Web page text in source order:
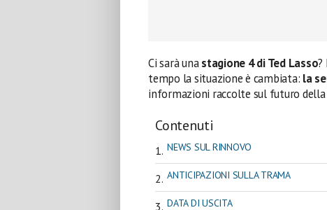
Ci sarà unastagione 4 di Ted Lasso?
tempo la situazione è cambiata: la
informazioni raccolte sul futuro della
Contenuti
NEWS SUL RINNOVO
ANTICIPAZIONI SULLA TRAMA
DATA DI USCITA